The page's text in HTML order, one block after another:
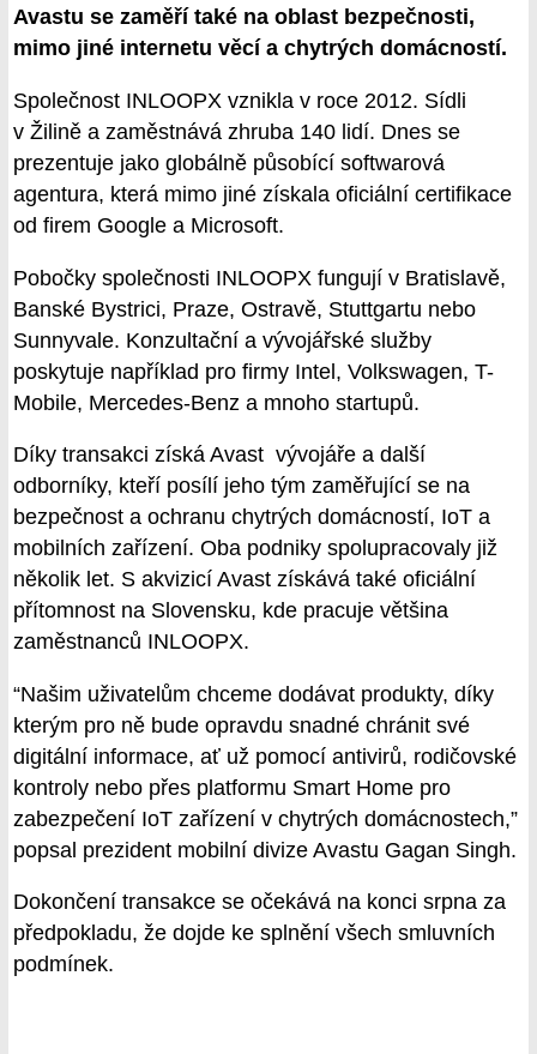
Avastu se zaměří také na oblast bezpečnosti,
mimo jiné internetu věcí a chytrých domácností.
Společnost INLOOPX vznikla v roce 2012. Sídli
v Žilině a zaměstnává zhruba 140 lidí. Dnes se
prezentuje jako globálně působící softwarová
agentura, která mimo jiné získala oficiální certifikace
od firem Google a Microsoft.
Pobočky společnosti INLOOPX fungují v Bratislavě,
Banské Bystrici, Praze, Ostravě, Stuttgartu nebo
Sunnyvale. Konzultační a vývojářské služby
poskytuje například pro firmy Intel, Volkswagen, T-
Mobile, Mercedes-Benz a mnoho startupů.
Díky transakci získá Avast vývojáře a další
odborníky, kteří posílí jeho tým zaměřující se na
bezpečnost a ochranu chytrých domácností, IoT a
mobilních zařízení. Oba podniky spolupracovaly již
několik let. S akvizicí Avast získává také oficiální
přítomnost na Slovensku, kde pracuje většina
zaměstnanců INLOOPX.
“Našim uživatelům chceme dodávat produkty, díky
kterým pro ně bude opravdu snadné chránit své
digitální informace, ať už pomocí antivirů, rodičovské
kontroly nebo přes platformu Smart Home pro
zabezpečení IoT zařízení v chytrých domácnostech,”
popsal prezident mobilní divize Avastu Gagan Singh.
Dokončení transakce se očekává na konci srpna za
předpokladu, že dojde ke splnění všech smluvních
podmínek.